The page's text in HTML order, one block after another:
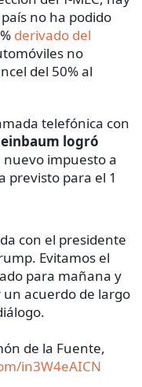
no ha podido
derivado del
no
del 50% al
telefónica con
logró
nuevo impuesto a
previsto para el 1
con el presidente
Evitamos el
para mañana y
acuerdo de largo
de la Fuente,
in3W4eAICN